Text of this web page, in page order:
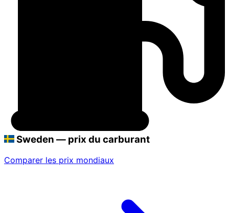
Sweden — prix du carburant
Comparer les prix mondiaux